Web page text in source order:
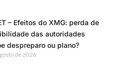
– Efeitos do XMG: perda de
das autoridades
despreparo ou plano?
de 2026